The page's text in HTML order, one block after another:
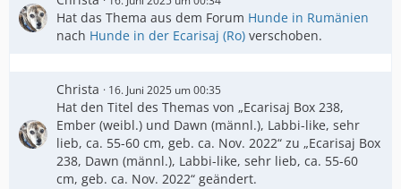
Hat das Thema aus dem Forum Hunde in Rumänien
nach Hunde in der Ecarisaj (Ro) verschoben.
Christa 16. Juni 2025 um 00:35
Hat den Titel des Themas von „Ecarisaj Box 238,
Ember (weibl.) und Dawn (männl.), Labbi-like, sehr
lieb, ca. 55-60 cm, geb. ca. Nov. 2022“ zu „Ecarisaj Box
238, Dawn (männl.), Labbi-like, sehr lieb, ca. 55-60
cm, geb. ca. Nov. 2022“ geändert.